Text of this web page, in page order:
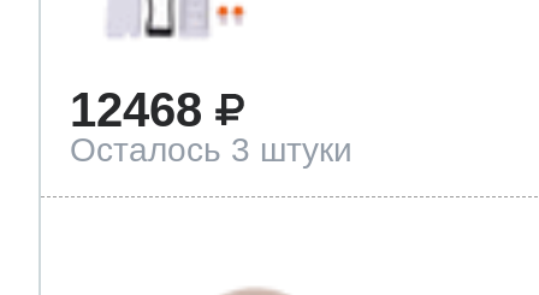
12468
Осталось 3 штуки